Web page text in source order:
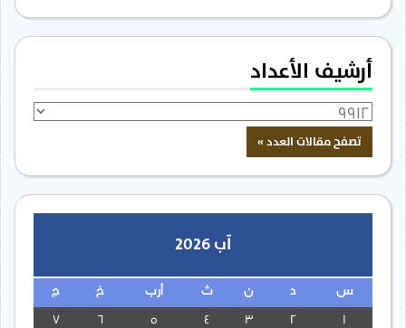
أرشيف الأعداد
آب 2026
س ن ث أرب خ ج
3